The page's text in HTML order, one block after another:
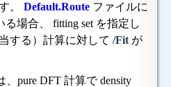
。 Default.Route ファイルに
る場合、 fitting set を指定し
する）計算に対して /Fit が
、pure DFT 計算で density